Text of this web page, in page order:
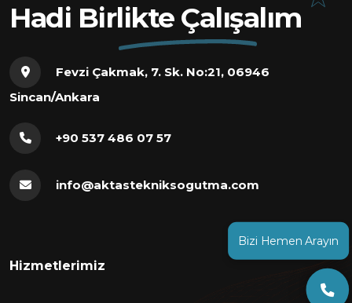
Bizi Hemen Arayın
Hadi Birlikte Çalışalım
Fevzi Çakmak, 7. Sk. No:21, 06946
Sincan/Ankara
+90 537 486 07 57
info@aktastekniksogutma.com
Hizmetlerimiz